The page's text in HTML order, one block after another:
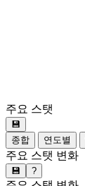
주요 스탯
💾
종합
연도별
주요 스탯 변화
💾 ?